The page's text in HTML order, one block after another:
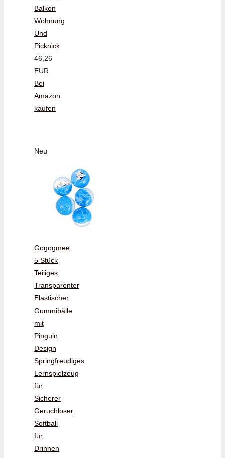
Balkon
Wohnung
Und
Picknick
46,26
EUR
Bei
Amazon
kaufen
Neu
Gogogmee
5 Stück
Teiliges
Transparenter
Elastischer
Gummibälle
mit
Pinguin
Design
Springfreudiges
Lernspielzeug
für
Sicherer
Geruchloser
Softball
für
Drinnen